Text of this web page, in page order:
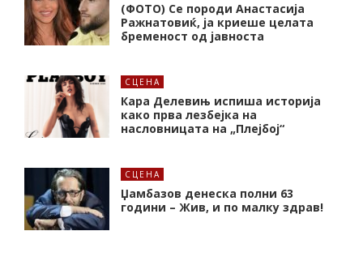
(ФОТО) Се породи Анастасија
Ражнатовиќ, ја криеше целата
бременост од јавноста
СЦЕНА
Кара Делевињ испиша историја
како прва лезбејка на
насловницата на „Плејбој“
СЦЕНА
Џамбазов денеска полни 63
години – Жив, и по малку здрав!